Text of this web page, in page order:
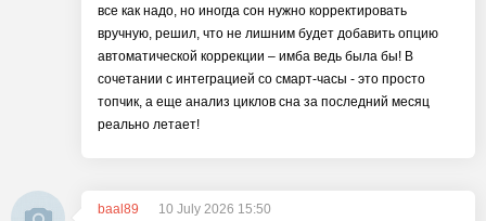
все как надо, но иногда сон нужно корректировать
вручную, решил, что не лишним будет добавить опцию
автоматической коррекции – имба ведь была бы! В
сочетании с интеграцией со смарт-часы - это просто
топчик, а еще анализ циклов сна за последний месяц
реально летает!
baal89
10 July 2026 15:50